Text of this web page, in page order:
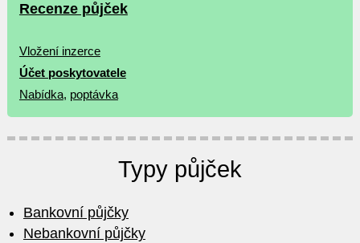
Recenze půjček
Vložení inzerce
Účet poskytovatele
Nabídka, poptávka
Typy půjček
Bankovní půjčky
Nebankovní půjčky